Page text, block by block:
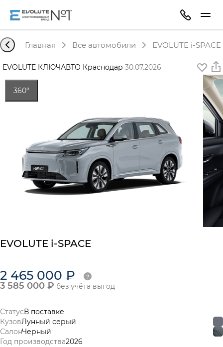
Главная Все автомобили EVOLUTE i-
EVOLUTE КЛЮЧАВТО Краснодар·30.07.2026
360°
EVOLUTE i-SPACE
2 465 000 ₽
3 585 000 ₽ без учёта выгод
СтатусВ поставке
КузовЛунный серый
СалонЧерный
Год производства2026